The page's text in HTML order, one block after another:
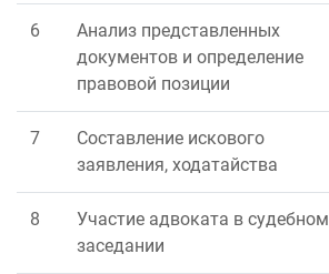
6
Анализ представленных
документов и определение
правовой позиции
7
Составление искового
заявления, ходатайства
8
Участие адвоката в судебном
заседании